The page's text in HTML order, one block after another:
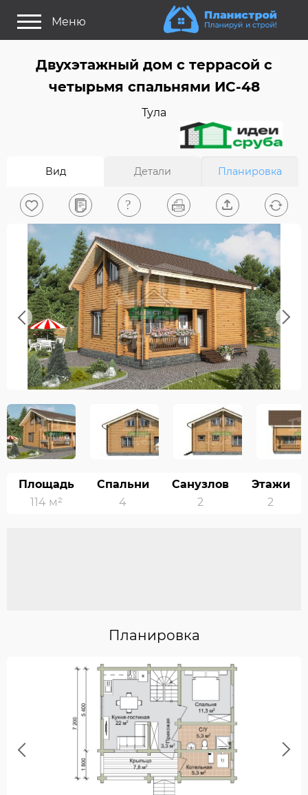
Меню
Как выбрать планировку?
Поиск проектов
Найти архитектора
На главную
Вход/Регистрация
Двухэтажный дом c террасой с
четырьмя спальнями ИС-48
Тула
Вид Детали Планировка
Previous Next
Площадь
114 м²
Спальни
4
Санузлов
2
Этажи
2
Планировка
Previous Next